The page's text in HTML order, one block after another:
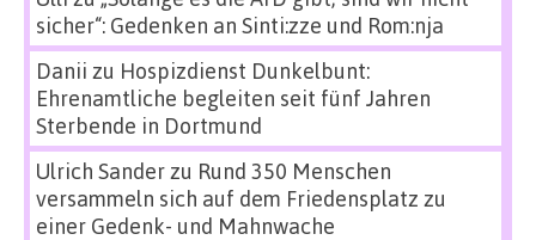
sicher“: Gedenken an Sinti:zze und Rom:nja
Danii zu Hospizdienst Dunkelbunt:
Ehrenamtliche begleiten seit fünf Jahren
Sterbende in Dortmund
Ulrich Sanderzu Rund 350 Menschen
versammeln sich auf dem Friedensplatz zu
einer Gedenk- und Mahnwache